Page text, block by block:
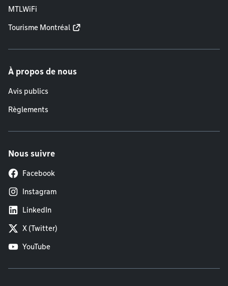
MTLWiFi
Tourisme Montréal
À propos de nous
Avis publics
Règlements
Nous suivre
Facebook
Instagram
LinkedIn
X (Twitter)
YouTube